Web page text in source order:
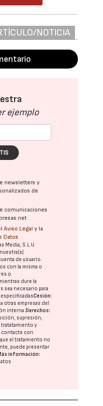
NOTICIA
ejemplo
newsletters y
de
comunicaciones
Aviso Legal y la
Datos
Media, S.L.U.
de usuario.
con la misma o
o
dure la
sea necesario para
especificadasCesión:
otras empresas del
interna. Derechos:
supresión,
y
contacte con
el tratamiento no
puede presentar
información: